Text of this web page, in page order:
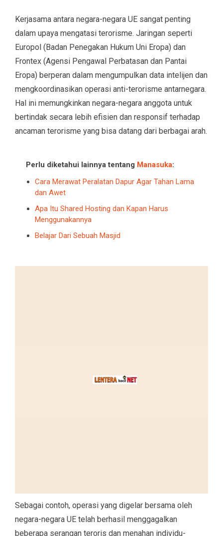
Kerjasama antara negara-negara UE sangat penting
dalam upaya mengatasi terorisme. Jaringan seperti
Europol (Badan Penegakan Hukum Uni Eropa) dan
Frontex (Agensi Pengawal Perbatasan dan Pantai
Eropa) berperan dalam mengumpulkan data intelijen dan
mengkoordinasikan operasi anti-terorisme antarnegara.
Hal ini memungkinkan negara-negara anggota untuk
bertindak secara lebih efisien dan responsif terhadap
ancaman terorisme yang bisa datang dari berbagai arah.
Perlu diketahui lainnya tentang Manasuka:
Cara Merawat Peralatan Dapur Agar Tahan Lama
dan Awet
Apa Itu Shared Hosting dan Kapan Harus
Menggunakannya
Belajar Dari Sebuah Masjid
Sebagai contoh, operasi yang digelar bersama oleh
negara-negara UE telah berhasil menggagalkan
beberapa serangan teroris dan menahan individu-